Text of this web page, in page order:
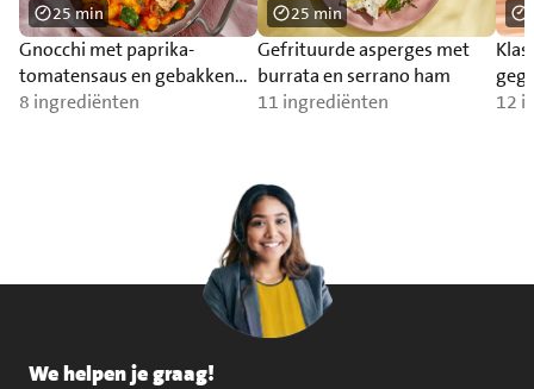
Gnocchi met paprika-
tomatensaus en gebakken
zalm
8 ingrediënten
25 min
Gefrituurde asperges met
burrata en serrano ham
11 ingrediënten
25 min
12
We helpen je graag!